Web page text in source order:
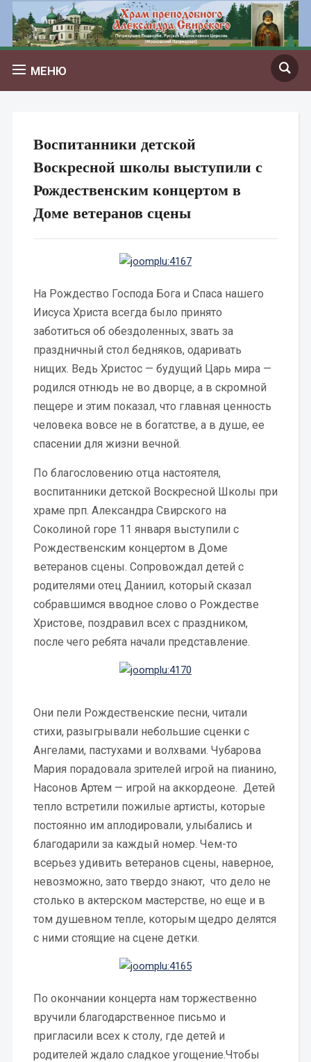
МЕНЮ
Воспитанники детской
Воскресной школы выступили с
Рождественским концертом в
Доме ветеранов сцены
На Рождество Господа Бога и Спаса нашего
Иисуса Христа всегда было принято
заботиться об обездоленных, звать за
праздничный стол бедняков, одаривать
нищих. Ведь Христос — будущий Царь мира —
родился отнюдь не во дворце, а в скромной
пещере и этим показал, что главная ценность
человека вовсе не в богатстве, а в душе, ее
спасении для жизни вечной.
По благословению отца настоятеля,
воспитанники детской Воскресной Школы при
храме прп. Александра Свирского на
Соколиной горе 11 января выступили с
Рождественским концертом в Доме
ветеранов сцены. Сопровождал детей с
родителями отец Даниил, который сказал
собравшимся вводное слово о Рождестве
Христове, поздравил всех с праздником,
после чего ребята начали представление.
Они пели Рождественские песни, читали
стихи, разыгрывали небольшие сценки с
Ангелами, пастухами и волхвами. Чубарова
Мария порадовала зрителей игрой на пианино,
Насонов Артем — игрой на аккордеоне. Детей
тепло встретили пожилые артисты, которые
постоянно им аплодировали, улыбались и
благодарили за каждый номер. Чем-то
всерьез удивить ветеранов сцены, наверное,
невозможно, зато твердо знают, что дело не
столько в актерском мастерстве, но еще и в
том душевном тепле, которым щедро делятся
с ними стоящие на сцене детки.
По окончании концерта нам торжественно
вручили благодарственное письмо и
пригласили всех к столу, где детей и
родителей ждало сладкое угощение.Чтобы